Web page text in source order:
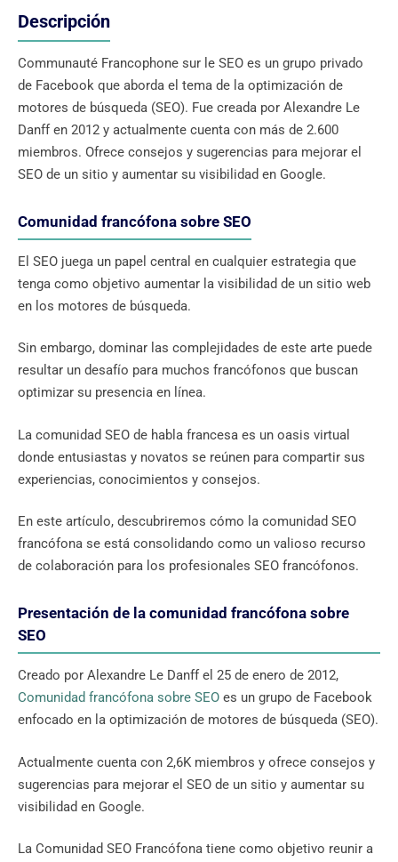
Descripción
Communauté Francophone sur le SEO es un grupo privado
de Facebook que aborda el tema de la optimización de
motores de búsqueda (SEO). Fue creada por Alexandre Le
Danff en 2012 y actualmente cuenta con más de 2.600
miembros. Ofrece consejos y sugerencias para mejorar el
SEO de un sitio y aumentar su visibilidad en Google.
Comunidad francófona sobre SEO
El SEO juega un papel central en cualquier estrategia que
tenga como objetivo aumentar la visibilidad de un sitio web
en los motores de búsqueda.
Sin embargo, dominar las complejidades de este arte puede
resultar un desafío para muchos francófonos que buscan
optimizar su presencia en línea.
La comunidad SEO de habla francesa es un oasis virtual
donde entusiastas y novatos se reúnen para compartir sus
experiencias, conocimientos y consejos.
En este artículo, descubriremos cómo la comunidad SEO
francófona se está consolidando como un valioso recurso
de colaboración para los profesionales SEO francófonos.
Presentación de la comunidad francófona sobre
SEO
Creado por Alexandre Le Danff el 25 de enero de 2012,
Comunidad francófona sobre SEO es un grupo de Facebook
enfocado en la optimización de motores de búsqueda (SEO).
Actualmente cuenta con 2,6K miembros y ofrece consejos y
sugerencias para mejorar el SEO de un sitio y aumentar su
visibilidad en Google.
La Comunidad SEO Francófona tiene como objetivo reunir a